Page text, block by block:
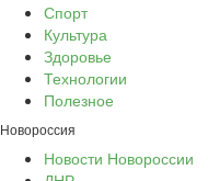
Спорт
Культура
Здоровье
Технологии
Полезное
Новороссия
Новости Новороссии